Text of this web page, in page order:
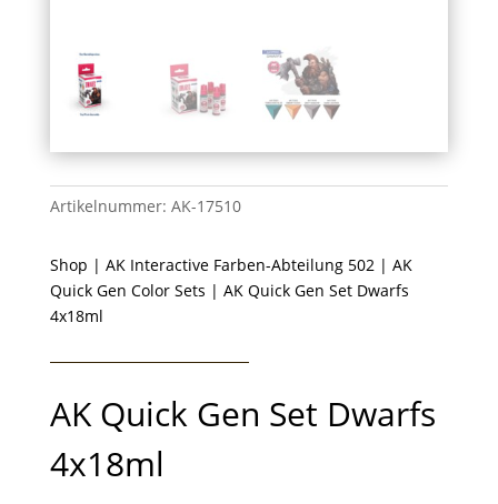
Artikelnummer: AK-17510
Shop | AK Interactive Farben-Abteilung 502| AK
Quick Gen Color Sets | AK Quick Gen Set Dwarfs
4x18ml
AK Quick Gen Set Dwarfs
4x18ml